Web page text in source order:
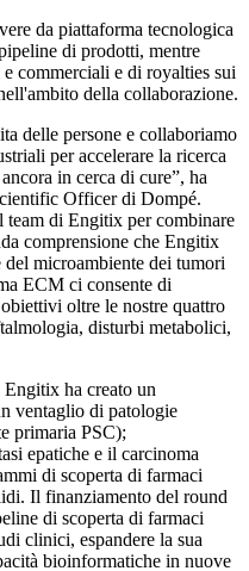
da piattaforma tecnologica
di prodotti, mentre
commerciali e di royalties sui
della collaborazione.
delle persone e collaboriamo
per accelerare la ricerca
in cerca di cure”, ha
Officer di Dompé.
di Engitix per combinare
comprensione che Engitix
microambiente dei tumori
ECM ci consente di
oltre le nostre quattro
disturbi metabolici,
ha creato un
ventaglio di patologie
primaria PSC);
epatiche e il carcinoma
di scoperta di farmaci
Il finanziamento del round
di scoperta di farmaci
clinici, espandere la sua
bioinformatiche in nuove